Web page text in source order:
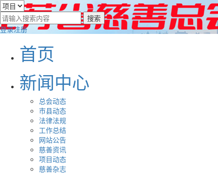
登录注册
首页
新闻中心
总会动态
市县动态
法律法规
工作总结
网站公告
慈善资讯
项目动态
慈善杂志